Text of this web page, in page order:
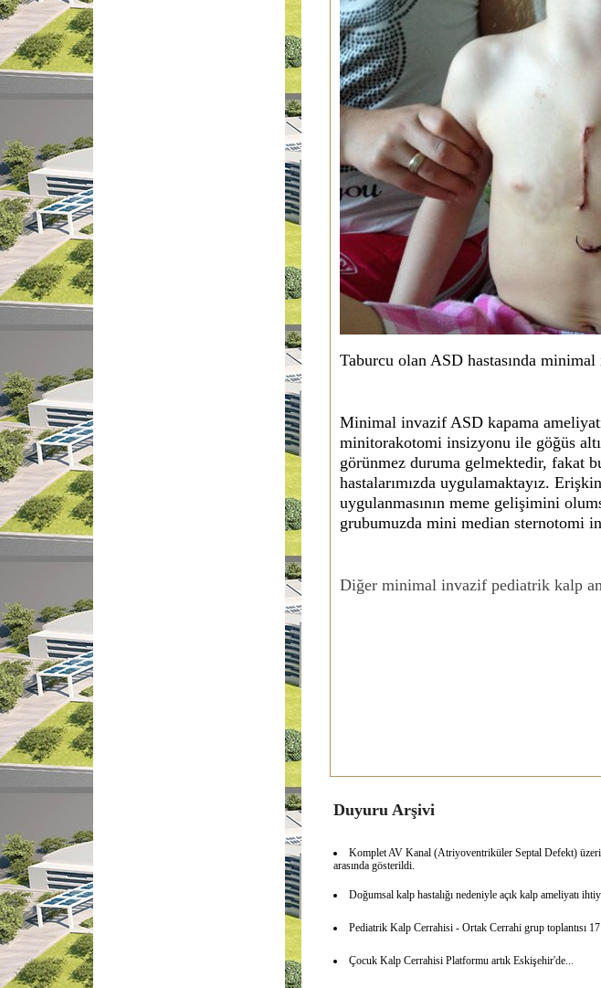
Taburcu olan ASD hastasında
Minimal invazif ASD kapama
minitorakotomi insizyonu ile göğüs
görünmez duruma gelmektedir, fakat
hastalarımızda uygulamaktayız.
uygulanmasının meme gelişimini
grubumuzda mini median sternotomi
Diğer minimal invazif pediatrik kalp
Duyuru Arşivi
Komplet AV Kanal (Atriyoventriküler Septal Defekt)
arasında gösterildi.
Doğumsal kalp hastalığı nedeniyle açık kalp ameliyatı
Pediatrik Kalp Cerrahisi - Ortak Cerrahi grup toplantısı
Çocuk Kalp Cerrahisi Platformu artık Eskişehir'de...